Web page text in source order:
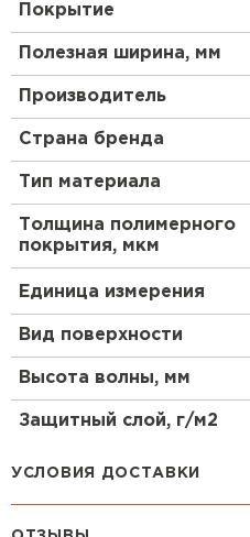
Покрытие
Полезная ширина, мм
Производитель
Страна бренда
Тип материала
Толщина полимерного
покрытия, мкм
Единица измерения
Вид поверхности
Высота волны, мм
Защитный слой, г/м2
УСЛОВИЯ ДОСТАВКИ